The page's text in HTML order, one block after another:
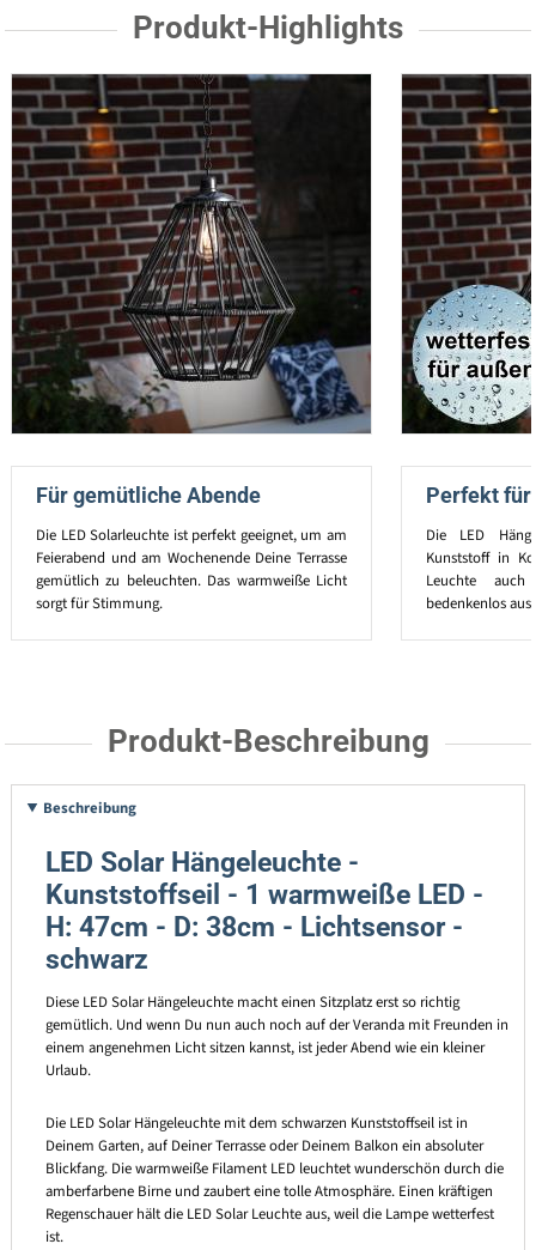
Produkt-Highlights
Für gemütliche Abende
Die LED Solarleuchte ist perfekt geeignet, um am
Feierabend und am Wochenende Deine Terrasse
gemütlich zu beleuchten. Das warmweiße Licht
sorgt für Stimmung.
Perfekt für
Die LED
Kunststoff in
Leuchte
bedenkenlos aus.
Produkt-Beschreibung
Beschreibung
LED Solar Hängeleuchte -
Kunststoffseil - 1 warmweiße LED -
H: 47cm - D: 38cm - Lichtsensor -
schwarz
Diese LED Solar Hängeleuchte macht einen Sitzplatz erst so richtig
gemütlich. Und wenn Du nun auch noch auf der Veranda mit Freunden in
einem angenehmen Licht sitzen kannst, ist jeder Abend wie ein kleiner
Urlaub.
Die LED Solar Hängeleuchte mit dem schwarzen Kunststoffseil ist in
Deinem Garten, auf Deiner Terrasse oder Deinem Balkon ein absoluter
Blickfang. Die warmweiße Filament LED leuchtet wunderschön durch die
amberfarbene Birne und zaubert eine tolle Atmosphäre. Einen kräftigen
Regenschauer hält die LED Solar Leuchte aus, weil die Lampe wetterfest
ist.